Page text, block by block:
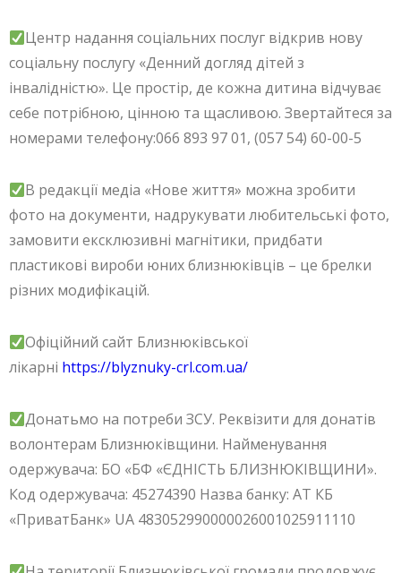
Центр надання соціальних послуг відкрив нову
соціальну послугу «Денний догляд дітей з
інвалідністю». Це простір, де кожна дитина відчуває
себе потрібною, цінною та щасливою. Звертайтеся за
номерами телефону:066 893 97 01, (057 54) 60-00-5
В редакції медіа «Нове життя» можна зробити
фото на документи, надрукувати любительські фото,
замовити ексклюзивні магнітики, придбати
пластикові вироби юних близнюківців – це брелки
різних модифікацій.
Офіційний сайт Близнюківської
лікарні https://blyznuky-crl.com.ua/
Донатьмо на потреби ЗСУ. Реквізити для донатів
волонтерам Близнюківщини. Найменування
одержувача: БО «БФ «ЄДНІСТЬ БЛИЗНЮКІВЩИНИ».
Код одержувача: 45274390 Назва банку: АТ КБ
«ПриватБанк» UA 483052990000026001025911110